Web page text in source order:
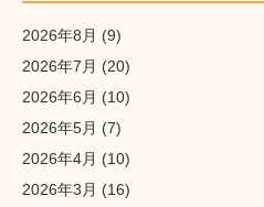
2026年8月 (9)
2026年7月 (20)
2026年6月 (10)
2026年5月 (7)
2026年4月 (10)
2026年3月 (16)